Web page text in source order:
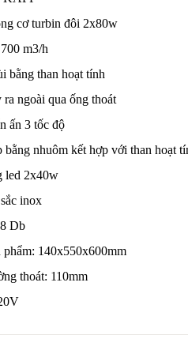
cơ turbin đôi 2x80w
m3/h
bằng than hoạt tính
ngoài qua ống thoát
ấn 3 tốc độ
nhuôm kết hợp với than hoạt
led 2x40w
inox
Db
140x550x600mm
thoát: 110mm